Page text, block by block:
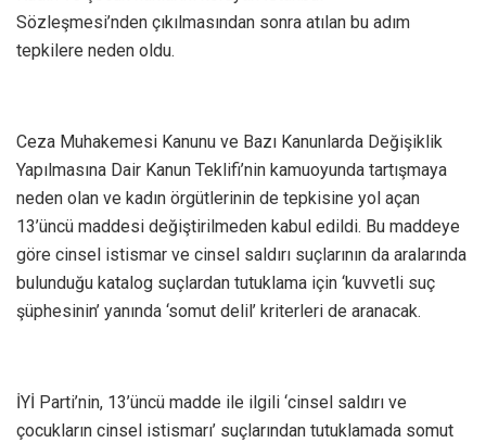
Sözleşmesi’nden çıkılmasından sonra atılan bu adım
tepkilere neden oldu.
Ceza Muhakemesi Kanunu ve Bazı Kanunlarda Değişiklik
Yapılmasına Dair Kanun Teklifi’nin kamuoyunda tartışmaya
neden olan ve kadın örgütlerinin de tepkisine yol açan
13’üncü maddesi değiştirilmeden kabul edildi. Bu maddeye
göre cinsel istismar ve cinsel saldırı suçlarının da aralarında
bulunduğu katalog suçlardan tutuklama için ‘kuvvetli suç
şüphesinin’ yanında ‘somut delil’ kriterleri de aranacak.
İYİ Parti’nin, 13’üncü madde ile ilgili ‘cinsel saldırı ve
çocukların cinsel istismarı’ suçlarından tutuklamada somut